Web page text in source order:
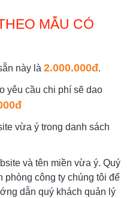
MẪU CÓ
này là 2.000.000đ.
yêu cầu chi phí sẽ dao
vừa ý trong danh sách
và tên miền vừa ý. Quý
phòng công ty chúng tôi để
dẫn quý khách quản lý